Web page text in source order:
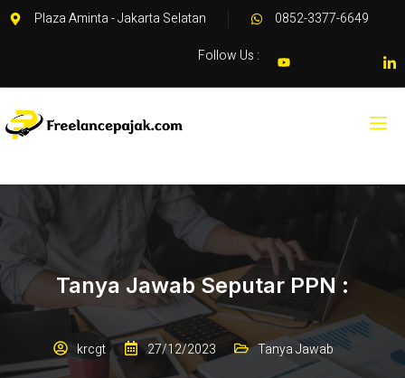
Plaza Aminta - Jakarta Selatan
0852-3377-6649
Follow Us :
Tanya Jawab Seputar PPN :
krcgt 27/12/2023 Tanya Jawab